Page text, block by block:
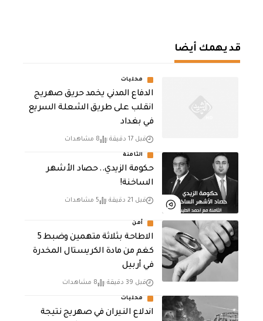
قد يهمك أيضا
محليات
الدفاع المدني يخمد حريق صهريج
انقلب على طريق الشعلة السريع
في بغداد
قبل 17 دقيقة 8 مشاهدات
الثامنة
حكومة الزيدي.. حصاد الأشهر
الساخنة!
قبل 21 دقيقة 5 مشاهدات
أمن
الاطاحة بثلاثة متهمين وضبط 5
كغم من مادة الكريستال المخدرة ​
في أربيل
قبل 39 دقيقة 8 مشاهدات
محليات
اندلاع النيران في صهريج نتيجة